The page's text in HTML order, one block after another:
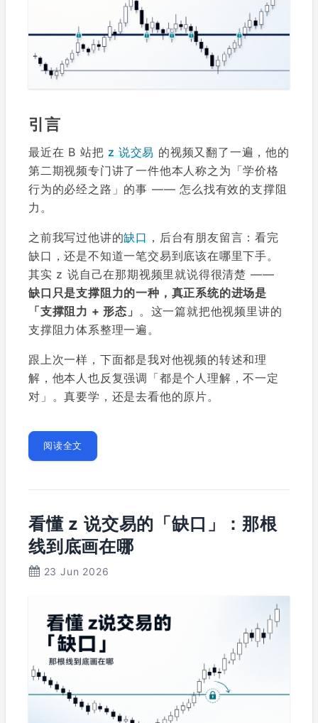
引言
最近在 B 站把z 说交易 的视频又翻了一遍，他的
第二期视频专门讲了一件他本人称之为「学价格
行为的必经之路」的事 —— 怎么找有效的支撑阻
力。
之前我写过他讲的缺口 ，后台有朋友留言：看完
缺口，还是不知道一笔交易到底该在哪里下手。
其实 z 说自己在那期视频里就说得很清楚 ——
缺口只是支撑阻力的一种，真正系统的进场是
「支撑阻力 + 形态」 。这一篇就把他视频里讲的
支撑阻力体系整理一遍。
跟上次一样，下面都是我对他视频的转述和理
解，他本人也反复强调「都是个人理解，不一定
对」。真要学，还是去看他的原片。
阅读全文
看懂 z 说交易的「缺口」：那根
线到底画在哪
23 Jun 2026